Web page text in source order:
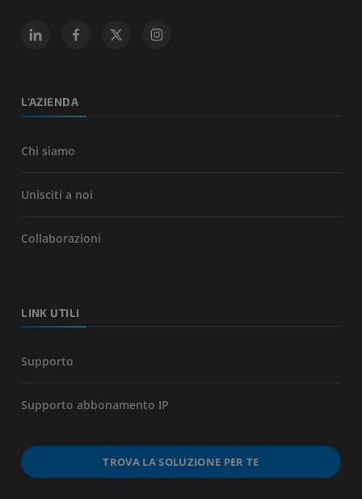
L'AZIENDA
Chi siamo
Unisciti a noi
Collaborazioni
LINK UTILI
Supporto
Supporto abbonamento IP
TROVA LA SOLUZIONE PER TE